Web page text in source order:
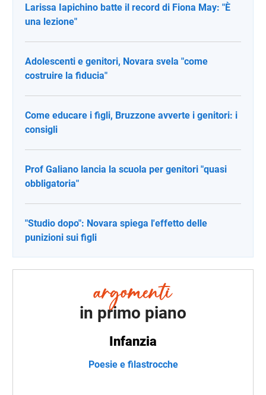
Larissa Iapichino batte il record di Fiona May: "È
una lezione"
Adolescenti e genitori, Novara svela "come
costruire la fiducia"
Come educare i figli, Bruzzone avverte i genitori: i
consigli
Prof Galiano lancia la scuola per genitori "quasi
obbligatoria"
"Studio dopo": Novara spiega l'effetto delle
punizioni sui figli
in primo piano
Infanzia
Poesie e filastrocche